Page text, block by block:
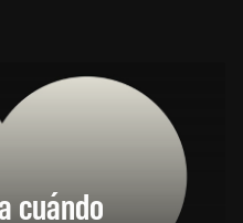
cuándo